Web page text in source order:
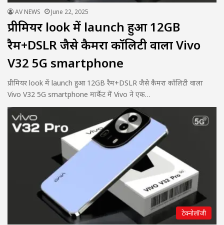
AV NEWS June 22, 2025
प्रीमियर look में launch हुआ 12GB
रैम+DSLR जैसे कैमरा कॉलिटी वाला Vivo
V32 5G smartphone
प्रीमियर look में launch हुआ 12GB रैम+DSLR जैसे कैमरा कॉलिटी वाला
Vivo V32 5G smartphone मार्केट में Vivo ने एक…
टेक्नोलॉजी